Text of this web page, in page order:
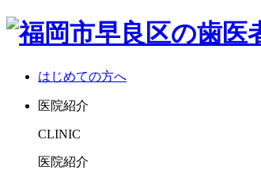
はじめての方へ
医院紹介
CLINIC
医院紹介